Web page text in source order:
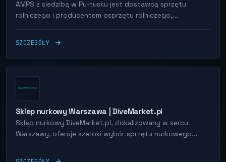
AMPS z siedzibą w Pułtusku jest dostawcą sprzętu
rolniczego i producentem osprzętu rolniczego,...
SZCZEGÓŁY
Sklep nurkowy Warszawa | DiveMarket.pl
Sklep nurkowy DiveMarket.pl, zlokalizowany w sercu
Warszawy, oferuje szeroki wybór sprzętu nurkowego...